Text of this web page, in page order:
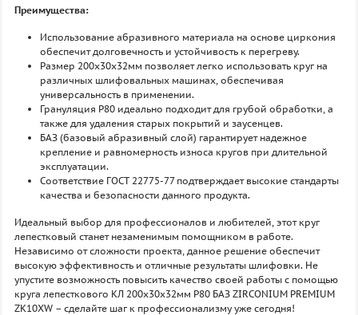
Преимущества:
Использование абразивного материала на основе циркония
обеспечит долговечность и устойчивость к перегреву.
Размер 200х30х32мм позволяет легко использовать круг на
различных шлифовальных машинах, обеспечивая
универсальность в применении.
Грануляция P80 идеально подходит для грубой обработки, а
также для удаления старых покрытий и заусенцев.
БАЗ (базовый абразивный слой) гарантирует надежное
крепление и равномерность износа кругов при длительной
эксплуатации.
Соответствие ГОСТ 22775-77 подтверждает высокие стандарты
качества и безопасности данного продукта.
Идеальный выбор для профессионалов и любителей, этот круг
лепестковый станет незаменимым помощником в работе.
Независимо от сложности проекта, данное решение обеспечит
высокую эффективность и отличные результаты шлифовки. Не
упустите возможность повысить качество своей работы с помощью
круга лепесткового КЛ 200х30х32мм P80 БАЗ ZIRCONIUM PREMIUM
ZK10XW – сделайте шаг к профессионализму уже сегодня!